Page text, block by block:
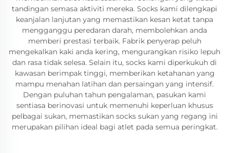
tandingan semasa aktiviti mereka. Socks kami dilengkapi
keanjalan lanjutan yang memastikan kesan ketat tanpa
mengganggu peredaran darah, membolehkan anda
memberi prestasi terbaik. Fabrik penyerap peluh
mengekalkan kaki anda kering, mengurangkan risiko lepuh
dan rasa tidak selesa. Selain itu, socks kami diperkukuh di
kawasan berimpak tinggi, memberikan ketahanan yang
mampu menahan latihan dan persaingan yang intensif.
Dengan puluhan tahun pengalaman, pasukan kami
sentiasa berinovasi untuk memenuhi keperluan khusus
pelbagai sukan, memastikan socks sukan yang regang ini
merupakan pilihan ideal bagi atlet pada semua peringkat.